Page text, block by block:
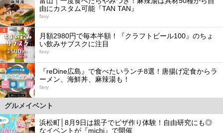
由にカスタム可能『TAN TAN』
favy
4
月額2980円で毎本半額！『クラフトビール100』のちょ
い飲みサブスクに注目
favy
5
『reDine広島』で食べたいランチ8選！唐揚げ定食からラ
ーメン、海鮮丼、麻辣湯も！
favy
グルメイベント
浜松町│8月9日は親子でピザ作り体験！自由研究にも◎
なイベントが『michi』で開催